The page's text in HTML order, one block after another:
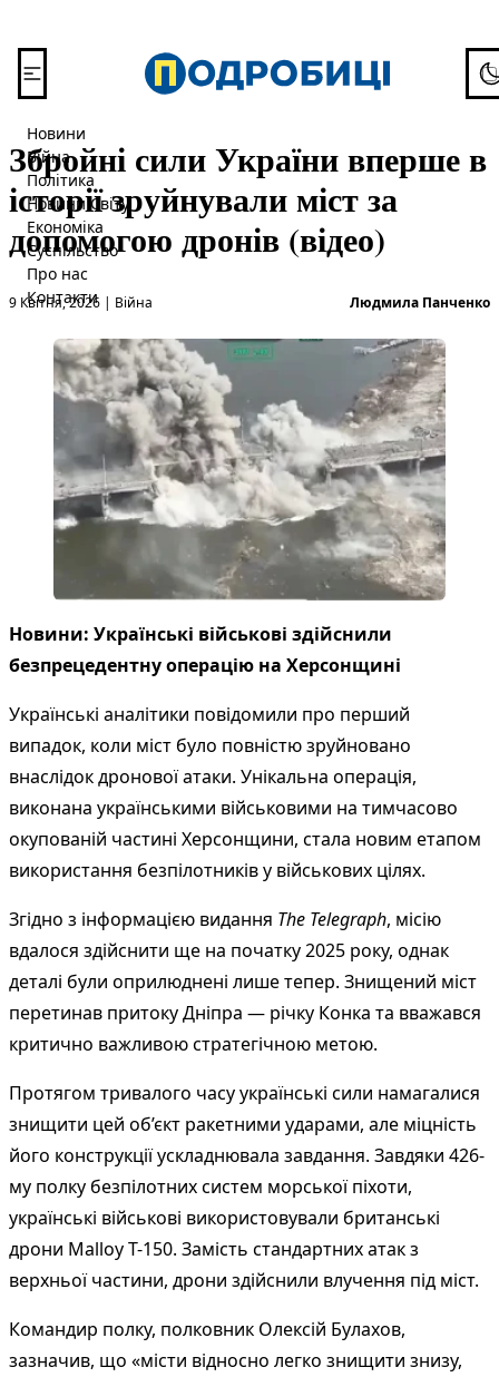
Новини
Війна
Політика
Новини Світу
Економіка
Суспільство
Про нас
Контакти
Збройні сили України вперше в
історії зруйнували міст за
допомогою дронів (відео)
9 Квітня, 2026 |
Опубліковано в
Війна Людмила Панченко
Новини: Українські військові здійснили
безпрецедентну операцію на Херсонщині
Українські аналітики повідомили про перший
випадок, коли міст було повністю зруйновано
внаслідок дронової атаки. Унікальна операція,
виконана українськими військовими на тимчасово
окупованій частині Херсонщини, стала новим етапом
використання безпілотників у військових цілях.
Згідно з інформацією видання The Telegraph, місію
вдалося здійснити ще на початку 2025 року, однак
деталі були оприлюднені лише тепер. Знищений міст
перетинав притоку Дніпра — річку Конка та вважався
критично важливою стратегічною метою.
Протягом тривалого часу українські сили намагалися
знищити цей об’єкт ракетними ударами, але міцність
його конструкції ускладнювала завдання. Завдяки 426-
му полку безпілотних систем морської піхоти,
українські військові використовували британські
дрони Malloy T-150. Замість стандартних атак з
верхньої частини, дрони здійснили влучення під міст.
Командир полку, полковник Олексій Булахов,
зазначив, що «місти відносно легко знищити знизу,